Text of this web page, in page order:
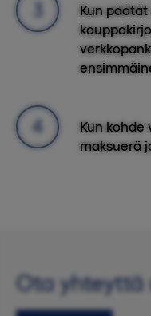
Kun
Kun kohde
maksuerä
Ota yhteyttä